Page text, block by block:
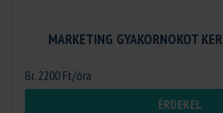
MARKETING GYAKORNOKOT
Br. 2200 Ft/óra
ÉRDEKEL